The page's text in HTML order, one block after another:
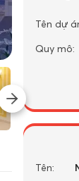
Tên dự
Quy mô:
Tên: